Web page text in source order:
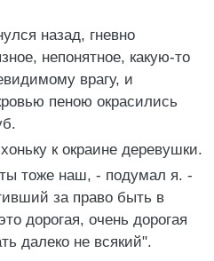
назад, гневно
непонятное, какую-то
врагу, и
пеною окрасились
к окраине деревушки.
тоже наш, - подумал я. -
за право быть в
дорогая, очень дорогая
далеко не всякий".